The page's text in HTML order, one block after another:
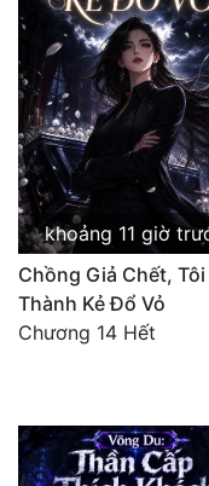
khoảng 11 giờ
Chồng Giả Chết, Tôi
Thành Kẻ Đổ Vỏ
Chương 14 Hết